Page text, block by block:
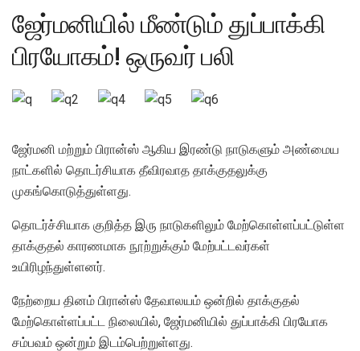
ஜேர்மனியில் மீண்டும் துப்பாக்கி
பிரயோகம்! ஒருவர் பலி
ஜேர்மனி மற்றும் பிரான்ஸ் ஆகிய இரண்டு நாடுகளும் அண்மைய
நாட்களில் தொடர்சியாக தீவிரவாத தாக்குதலுக்கு
முகங்கொடுத்துள்ளது.
தொடர்ச்சியாக குறித்த இரு நாடுகளிலும் மேற்கொள்ளப்பட்டுள்ள
தாக்குதல் காரணமாக நூற்றுக்கும் மேற்பட்டவர்கள்
உயிரிழந்துள்ளனர்.
நேற்றைய தினம் பிரான்ஸ் தேவாலயம் ஒன்றில் தாக்குதல்
மேற்கொள்ளப்பட்ட நிலையில், ஜேர்மனியில் துப்பாக்கி பிரயோக
சம்பவம் ஒன்றும் இடம்பெற்றுள்ளது.